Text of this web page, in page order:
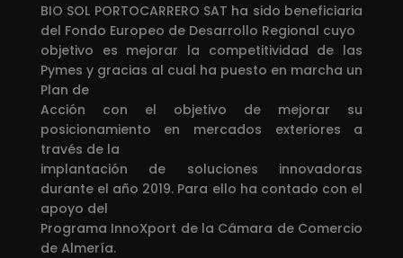
BIO SOL PORTOCARRERO SAT ha sido beneficiaria
del Fondo Europeo de Desarrollo Regional cuyo
objetivo es mejorar la competitividad de las
Pymes y gracias al cual ha puesto en marcha un
Plan de
Acción con el objetivo de mejorar su
posicionamiento en mercados exteriores a
través de la
implantación de soluciones innovadoras
durante el año 2019. Para ello ha contado con el
apoyo del
Programa InnoXport de la Cámara de Comercio
de Almería.